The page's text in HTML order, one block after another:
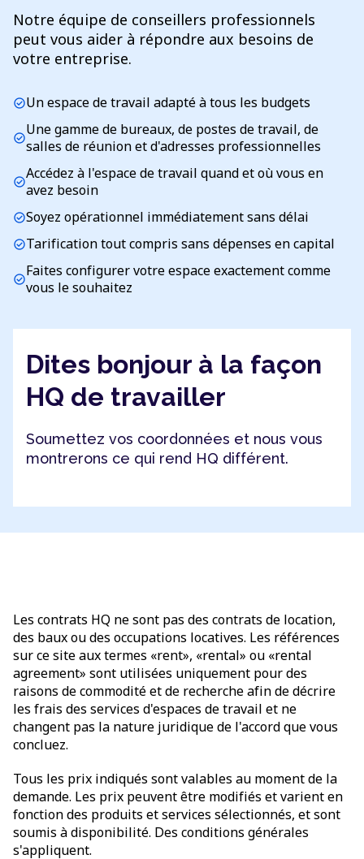
Notre équipe de conseillers professionnels
peut vous aider à répondre aux besoins de
votre entreprise.
check_circleUn espace de travail adapté à tous les budgets
check_circleUne gamme de bureaux, de postes de travail, de
salles de réunion et d'adresses professionnelles
check_circleAccédez à l'espace de travail quand et où vous en
avez besoin
check_circleSoyez opérationnel immédiatement sans délai
check_circleTarification tout compris sans dépenses en capital
check_circleFaites configurer votre espace exactement comme
vous le souhaitez
Dites bonjour à la façon
HQ de travailler
Soumettez vos coordonnées et nous vous
montrerons ce qui rend HQ différent.
Les contrats HQ ne sont pas des contrats de location,
des baux ou des occupations locatives. Les références
sur ce site aux termes «rent», «rental» ou «rental
agreement» sont utilisées uniquement pour des
raisons de commodité et de recherche afin de décrire
les frais des services d'espaces de travail et ne
changent pas la nature juridique de l'accord que vous
concluez.
Tous les prix indiqués sont valables au moment de la
demande. Les prix peuvent être modifiés et varient en
fonction des produits et services sélectionnés, et sont
soumis à disponibilité. Des conditions générales
s'appliquent.